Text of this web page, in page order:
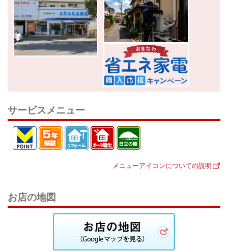
サービスメニュー
メニューアイコンについての説明
お店の地図